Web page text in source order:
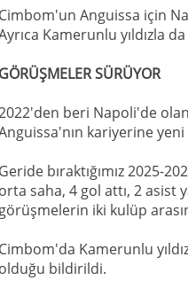
Cimbom'un Anguissa için
Kamerunlu yıldızla
GÖRÜŞMELER SÜRÜYOR
beri Napoli'de
kariyerine
Geride bıraktığımız 2025-
orta saha, 4 gol attı, 2 asist
görüşmelerin iki kulüp
Cimbom'da Kamerunlu
olduğu bildirildi.